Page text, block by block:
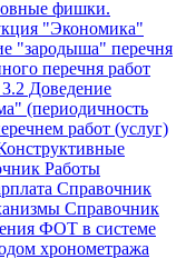
фишки.
"Экономика"
"зародыша" перечня
перечня работ
Доведение
(периодичность
работ (услуг)
Работы
Справочник
Справочник
ФОТ в системе
хронометража